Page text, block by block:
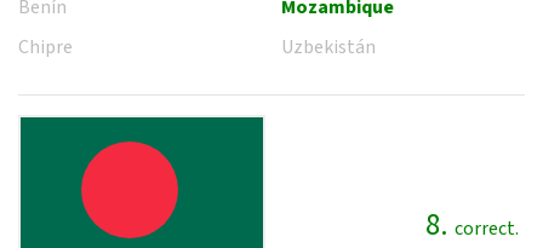
Benín
Chipre
Mozambique
Uzbekistán
8. correct.